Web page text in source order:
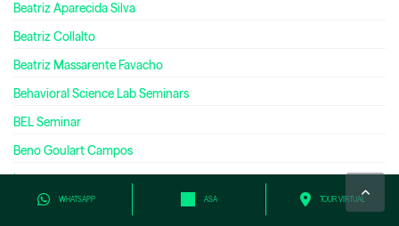
WHATSAPP ASA TOUR VIRTUAL
Beatriz Aparecida Silva
Beatriz Collalto
Beatriz Massarente Favacho
Behavioral Science Lab Seminars
BEL Seminar
Beno Goulart Campos
bet